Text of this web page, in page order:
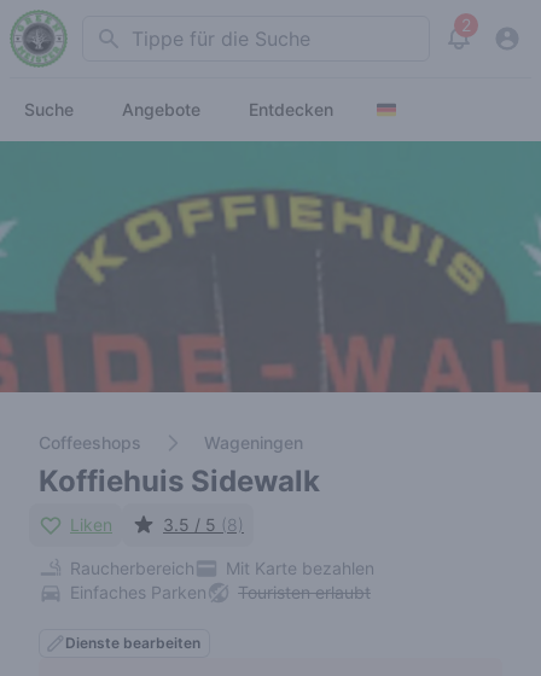
Search 2
View
Suche Angebote Entdecken
Coffeeshops Wageningen
Koffiehuis Sidewalk
Liken 3.5 / 5 (8)
Raucherbereich
Mit Karte bezahlen
Einfaches Parken
Touristen erlaubt
Dienste bearbeiten